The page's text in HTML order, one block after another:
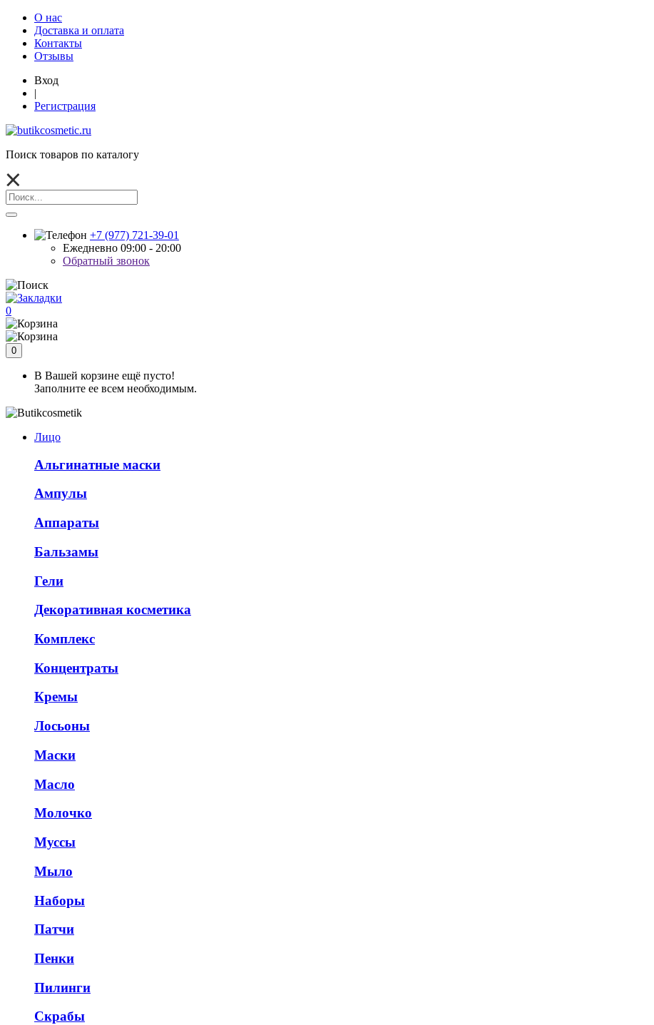
О нас
Доставка и оплата
Контакты
Отзывы
Вход
|
Регистрация
Поиск товаров по каталогу
+7 (977) 721-39-01
Ежедневно 09:00 - 20:00
Обратный звонок
0
0
В Вашей корзине ещё пусто!
Заполните ее всем необходимым.
Лицо
Альгинатные маски
Ампулы
Аппараты
Бальзамы
Гели
Декоративная косметика
Комплекс
Концентраты
Кремы
Лосьоны
Маски
Масло
Молочко
Муссы
Мыло
Наборы
Патчи
Пенки
Пилинги
Скрабы